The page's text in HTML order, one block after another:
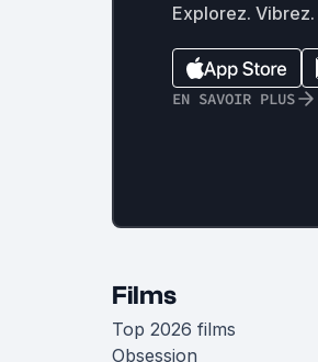
Explorez.
EN SAVOIR PLUS
Films
Top 2026 films
Obsession